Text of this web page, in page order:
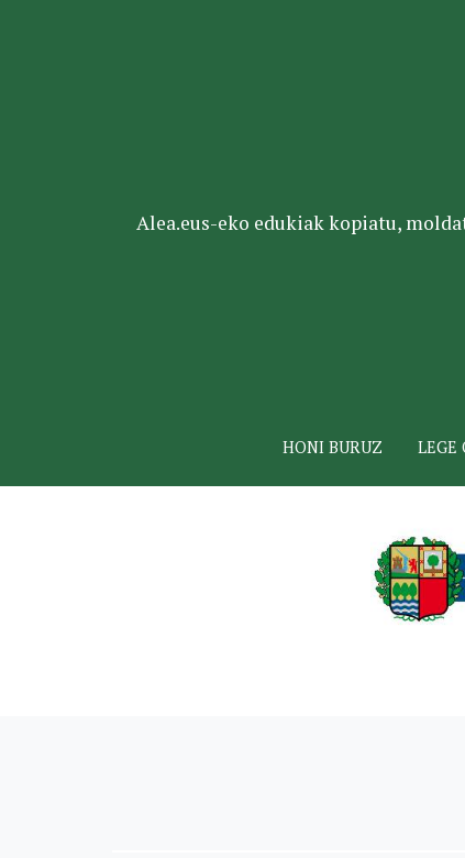
Alea.eus-eko edukiak kopiatu,
HONI BURUZ LEGE